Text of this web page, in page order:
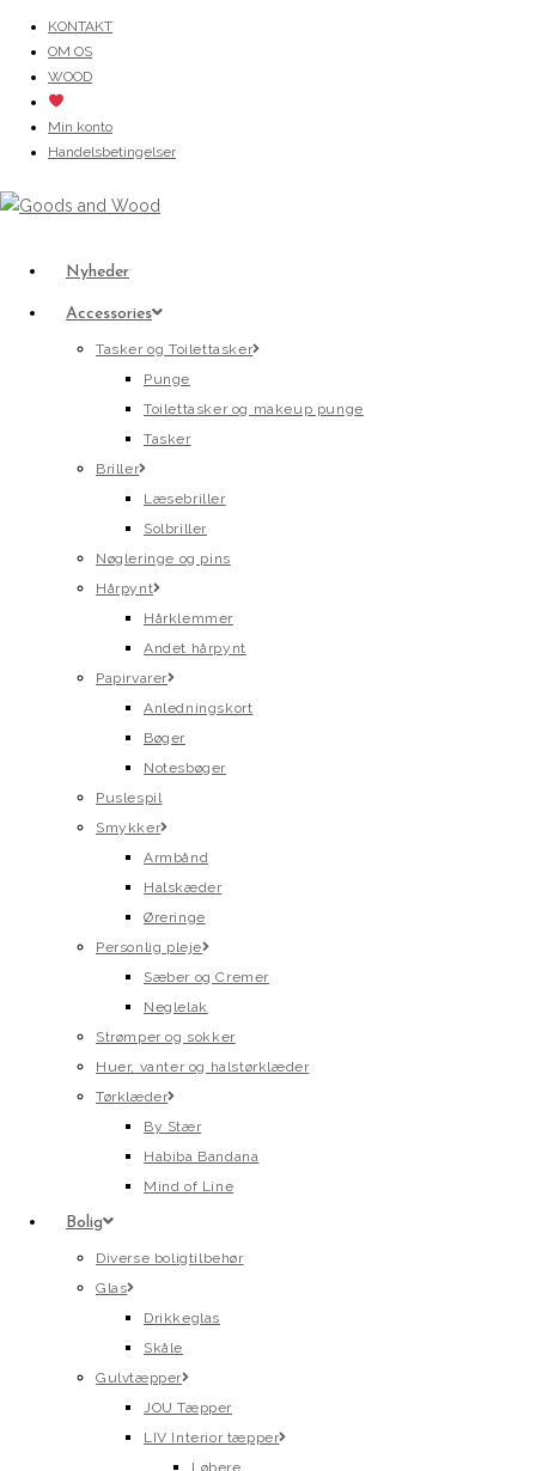
content
KONTAKT
OM OS
WOOD
Min konto
Handelsbetingelser
Nyheder
Accessories
Tasker og Toilettasker
Punge
Toilettasker og makeup punge
Tasker
Briller
Læsebriller
Solbriller
Nøgleringe og pins
Hårpynt
Hårklemmer
Andet hårpynt
Papirvarer
Anledningskort
Bøger
Notesbøger
Puslespil
Smykker
Armbånd
Halskæder
Øreringe
Personlig pleje
Sæber og Cremer
Neglelak
Strømper og sokker
Huer, vanter og halstørklæder
Tørklæder
By Stær
Habiba Bandana
Mind of Line
Bolig
Diverse boligtilbehør
Glas
Drikkeglas
Skåle
Gulvtæpper
JOU Tæpper
LIV Interior tæpper
Løbere